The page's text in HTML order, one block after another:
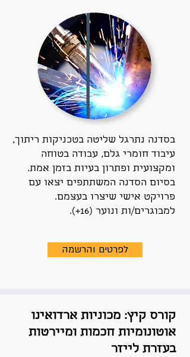
בסדנה נתרגל שליטה בטכניקות ריתוך,
עיבוד חומרי גלם, עבודה בטוחה
ומקצועית ופתרון בעיות בזמן אמת.
בסיום הסדנה המשתתפים יצאו עם
פרויקט אישי שיצרו בעצמם.
למבוגרים/ות ונוער (16+).
לפרטים והרשמה
קורס קיץ: מכוניות ארדואינו
אוטונומיות חכמות ומיירטות
בעזרת לייזר